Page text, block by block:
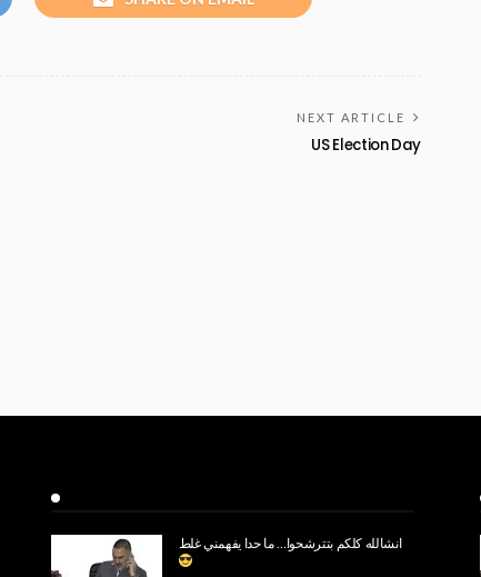
NEXT ARTICLE
US Election Day
انشالله كلكم بتترشحوا… ما حدا يفهمني غلط